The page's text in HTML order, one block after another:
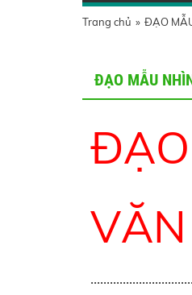
Trang chủ » ĐẠO
ĐẠO MẪU